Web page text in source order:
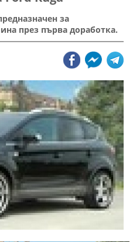
за
през първа доработка.